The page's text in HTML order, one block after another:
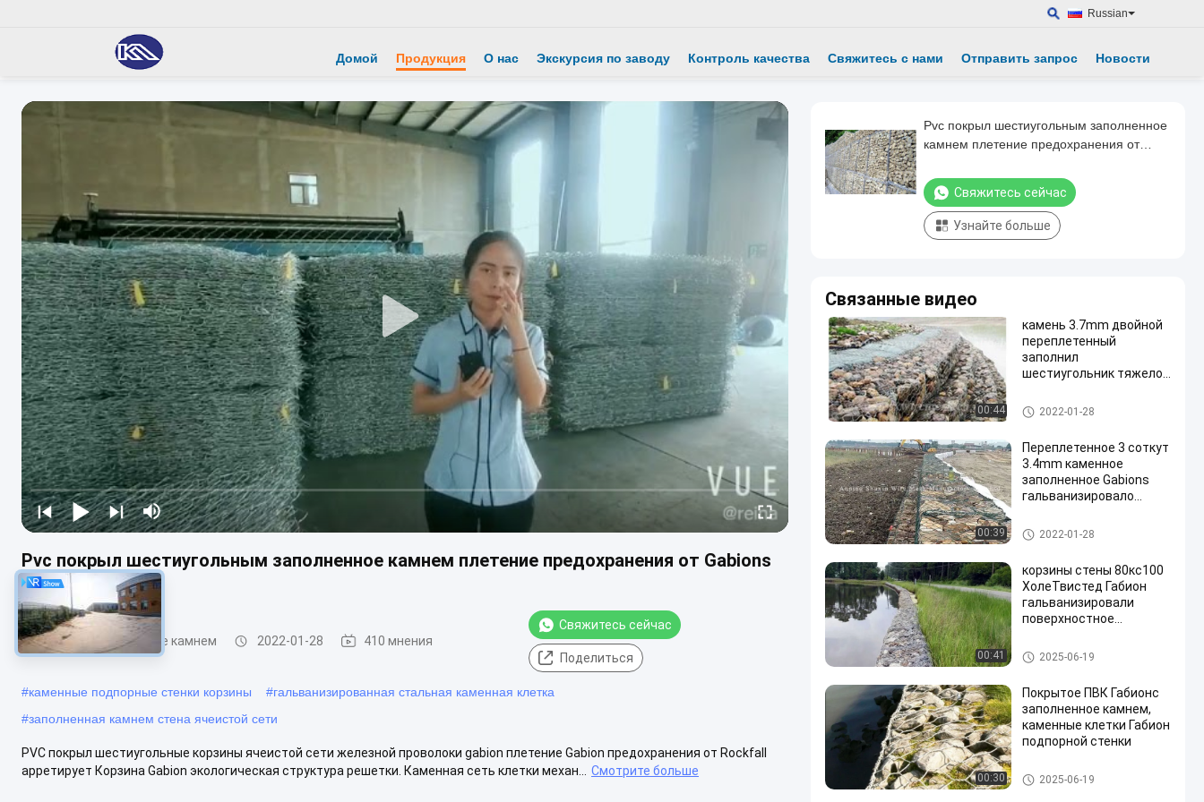
Russian
Домой Продукция О нас Экскурсия по заводу Контроль качества Свяжитесь с нами Отправить запрос Новости
Pvc покрыл шестиугольным заполненное камнем плетение предохранения от Gabions
Rockfall
Габионс заполненное камнем 2022-01-28 410 мнения
Свяжитесь сейчас
Поделиться
#каменные подпорные стенки корзины #гальванизированная стальная каменная клетка
#заполненная камнем стена ячеистой сети
PVC покрыл шестиугольные корзины ячеистой сети железной проволоки gabion плетение Gabion предохранения от Rockfall
арретирует Корзина Gabion экологическая структура решетки. Каменная сеть клетки механ...
Смотрите больше
Pvc покрыл шестиугольным заполненное
камнем плетение предохранения от
Свяжитесь сейчас
Узнайте больше
Связанные видео
00:44
камень 3.7mm двойной
переплетенный
заполнил
шестиугольник тяжело
предотвращая ломать
утеса
Габионс заполненное камне
м
2022-01-28
00:39
Переплетенное 3 соткут
3.4mm каменное
заполненное Gabions
гальванизировало
ячеистую сеть
Габионс заполненное камне
м
2022-01-28
00:41
корзины стены 80кс100
ХолеТвистед Габион
гальванизировали
поверхностное
Габионс заполненное камне
м
2025-06-19
00:30
Покрытое ПВК Габионс
заполненное камнем,
каменные клетки Габион
подпорной стенки
Габионс заполненное камне
м
2025-06-19